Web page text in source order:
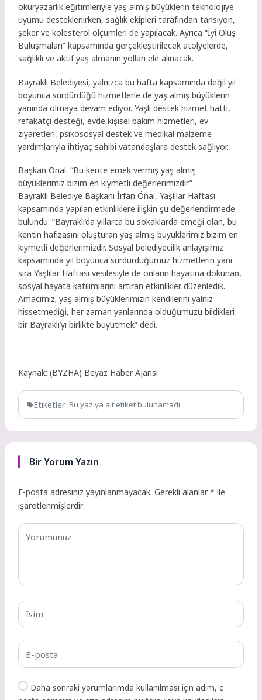
okuryazarlık eğitimleriyle yaş almış büyüklerin teknolojiye
uyumu desteklenirken, sağlık ekipleri tarafından tansiyon,
şeker ve kolesterol ölçümleri de yapılacak. Ayrıca “İyi Oluş
Buluşmaları” kapsamında gerçekleştirilecek atölyelerde,
sağlıklı ve aktif yaş almanın yolları ele alınacak.
Bayraklı Belediyesi, yalnızca bu hafta kapsamında değil yıl
boyunca sürdürdüğü hizmetlerle de yaş almış büyüklerin
yanında olmaya devam ediyor. Yaşlı destek hizmet hattı,
refakatçi desteği, evde kişisel bakım hizmetleri, ev
ziyaretleri, psikososyal destek ve medikal malzeme
yardımlarıyla ihtiyaç sahibi vatandaşlara destek sağlıyor.
Başkan Önal: “Bu kente emek vermiş yaş almış
büyüklerimiz bizim en kıymetli değerlerimizdir”
Bayraklı Belediye Başkanı İrfan Önal, Yaşlılar Haftası
kapsamında yapılan etkinliklere ilişkin şu değerlendirmede
bulundu: “Bayraklı’da yıllarca bu sokaklarda emeği olan, bu
kentin hafızasını oluşturan yaş almış büyüklerimiz bizim en
kıymetli değerlerimizdir. Sosyal belediyecilik anlayışımız
kapsamında yıl boyunca sürdürdüğümüz hizmetlerin yanı
sıra Yaşlılar Haftası vesilesiyle de onların hayatına dokunan,
sosyal hayata katılımlarını artıran etkinlikler düzenledik.
Amacımız; yaş almış büyüklerimizin kendilerini yalnız
hissetmediği, her zaman yanlarında olduğumuzu bildikleri
bir Bayraklı’yı birlikte büyütmek” dedi.
Kaynak: (BYZHA) Beyaz Haber Ajansı
Etiketler :Bu yazıya ait etiket bulunamadı.
Bir Yorum Yazın
E-posta adresiniz yayınlanmayacak. Gerekli alanlar* ile
işaretlenmişlerdir
Daha sonraki yorumlarımda kullanılması için adım, e-